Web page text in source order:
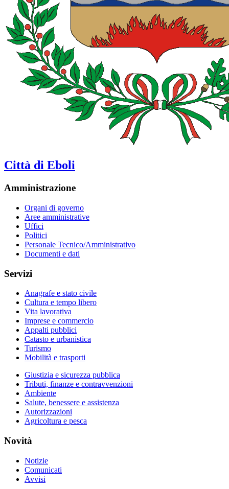
Città di Eboli
Amministrazione
Organi di governo
Aree amministrative
Uffici
Politici
Personale Tecnico/Amministrativo
Documenti e dati
Servizi
Anagrafe e stato civile
Cultura e tempo libero
Vita lavorativa
Imprese e commercio
Appalti pubblici
Catasto e urbanistica
Turismo
Mobilità e trasporti
Giustizia e sicurezza pubblica
Tributi, finanze e contravvenzioni
Ambiente
Salute, benessere e assistenza
Autorizzazioni
Agricoltura e pesca
Novità
Notizie
Comunicati
Avvisi